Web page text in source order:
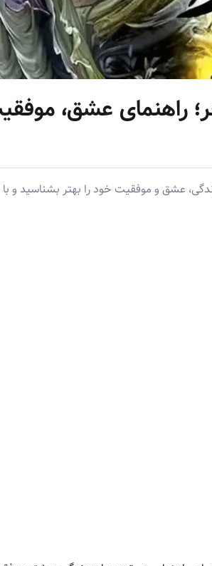
با شعر؛ راهنمای عشق،
مسیر زندگی، عشق و موفقیت خود را بهتر بشناسید